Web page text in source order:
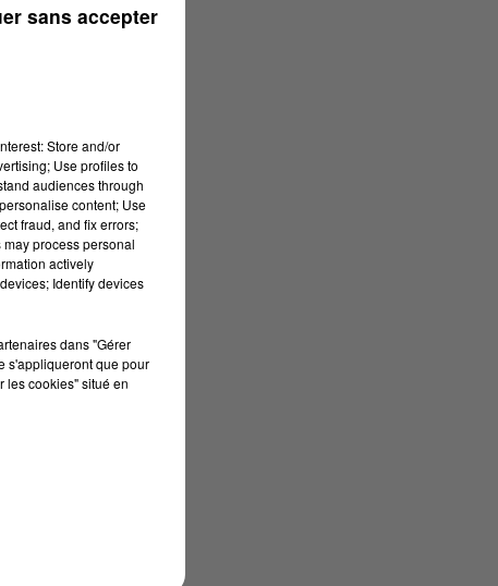
Store and/or
Use profiles to
audiences through
content; Use
fraud, and fix errors;
process personal
actively
Identify devices
dans "Gérer
s'appliqueront que pour
les cookies" situé en
sans accepter